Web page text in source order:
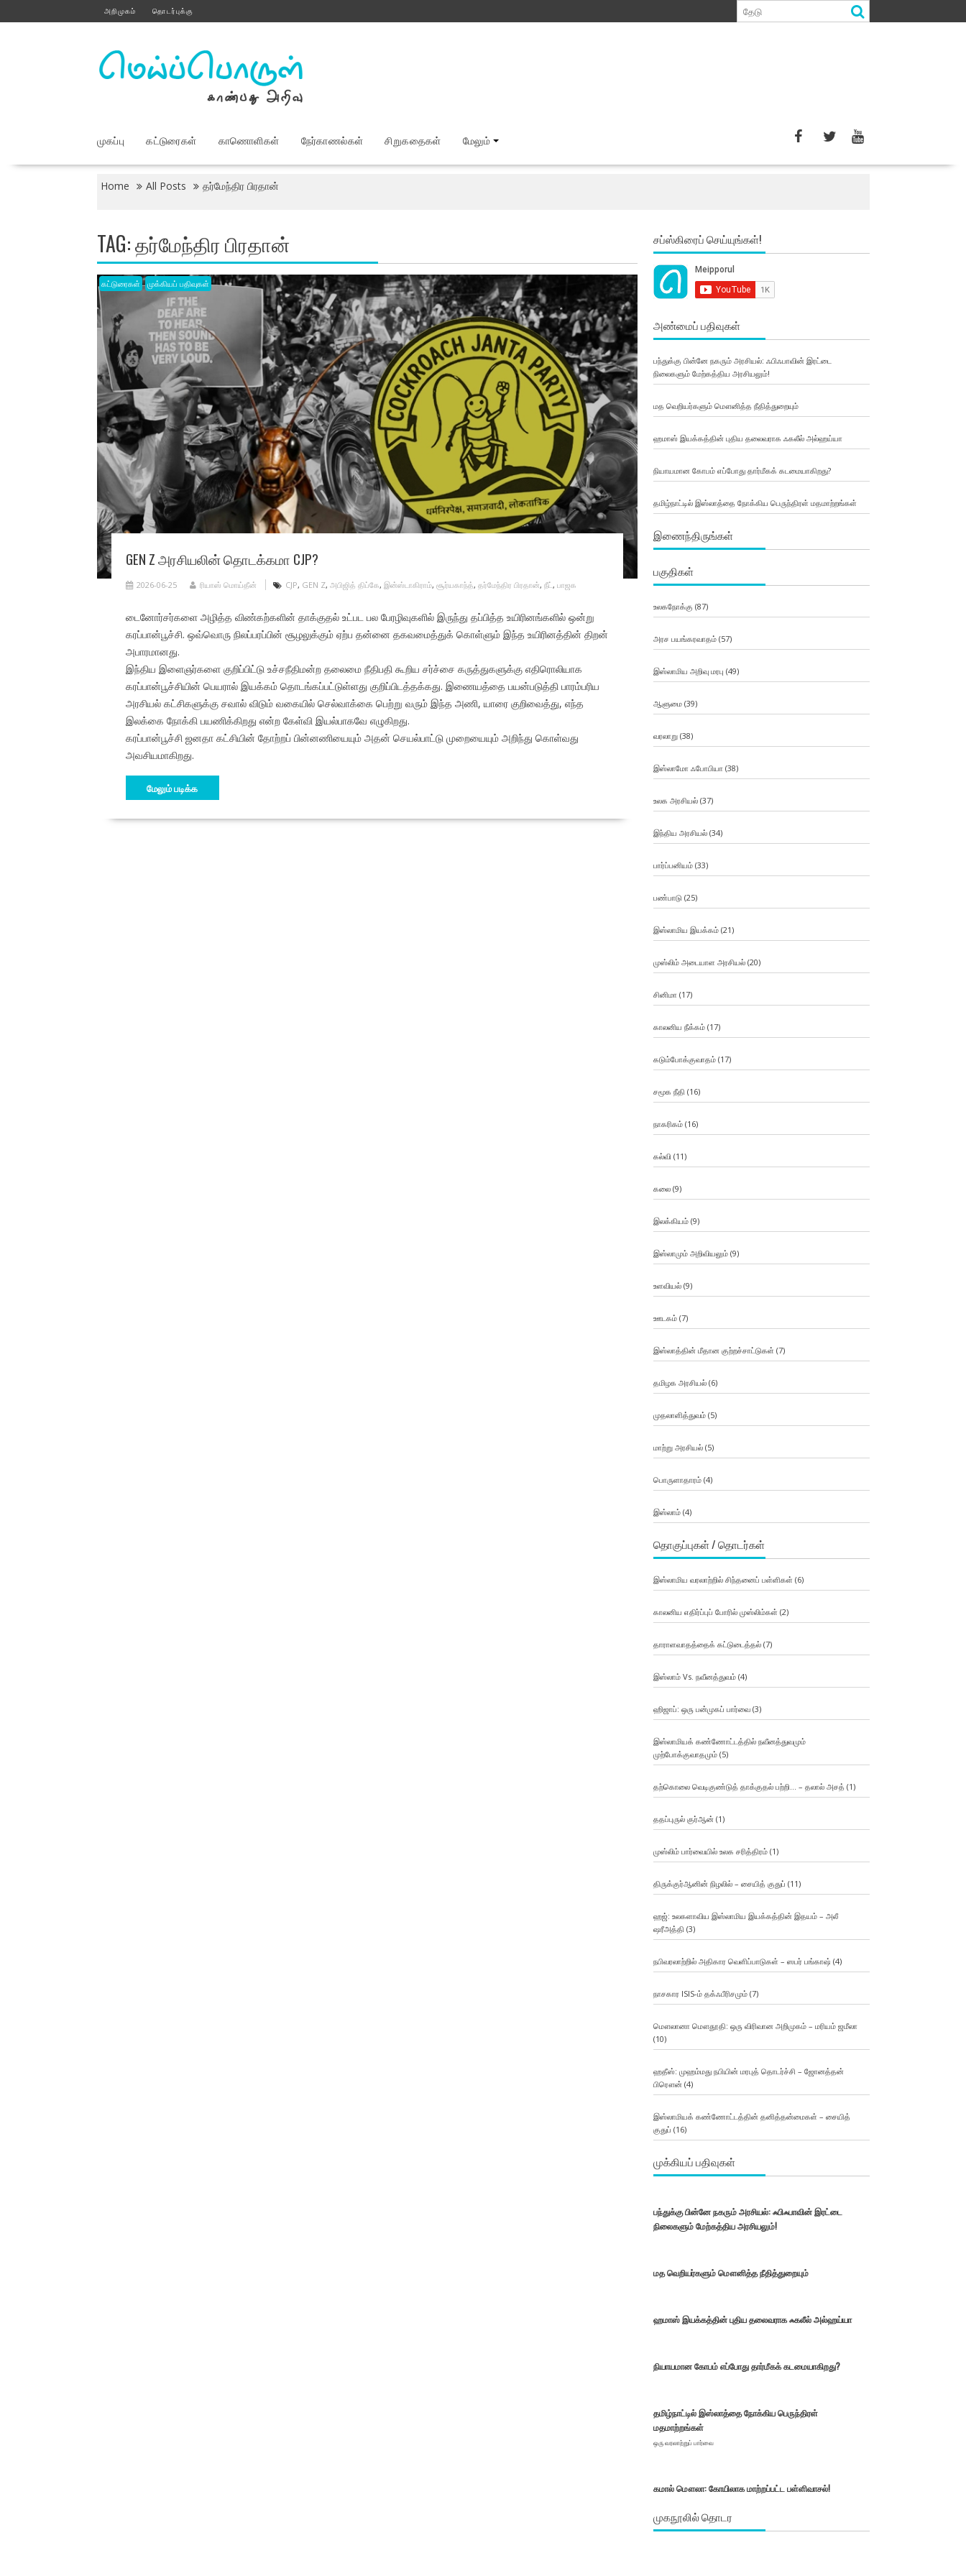
to
அறிமுகம் தொடர்புக்கு
முகப்பு கட்டுரைகள் காணொளிகள் நேர்காணல்கள் சிறுகதைகள் மேலும்
Home All Posts தர்மேந்திர பிரதான்
TAG:தர்மேந்திர பிரதான்
கட்டுரைகள் முக்கியப் பதிவுகள்
GEN Z அரசியலின் தொடக்கமா CJP?
2026-06-25 ரியாஸ் மொய்தீன் CJP, GEN Z, அபிஜித் திப்கே, இன்ஸ்டாகிராம், சூர்யகாந்த், தர்மேந்திர பிரதான், நீட், பாஜக
டைனோர்சர்களை அழித்த விண்கற்களின் தாக்குதல் உட்பட பல பேரழிவுகளில் இருந்து தப்பித்த உயிரினங்களில் ஒன்று
கரப்பான்பூச்சி. ஒவ்வொரு நிலப்பரப்பின் சூழலுக்கும் ஏற்ப தன்னை தகவமைத்துக் கொள்ளும் இந்த உயிரினத்தின் திறன்
அபாரமானது.
இந்திய இளைஞர்களை குறிப்பிட்டு உச்சநீதிமன்ற தலைமை நீதிபதி கூறிய சர்ச்சை கருத்துகளுக்கு எதிரொலியாக
கரப்பான்பூச்சியின் பெயரால் இயக்கம் தொடங்கப்பட்டுள்ளது குறிப்பிடத்தக்கது. இணையத்தை பயன்படுத்தி பாரம்பரிய
அரசியல் கட்சிகளுக்கு சவால் விடும் வகையில் செல்வாக்கை பெற்று வரும் இந்த அணி, யாரை குறிவைத்து, எந்த
இலக்கை நோக்கி பயணிக்கிறது என்ற கேள்வி இயல்பாகவே எழுகிறது.
கரப்பான்பூச்சி ஜனதா கட்சியின் தோற்றப் பின்னணியையும் அதன் செயல்பாட்டு முறையையும் அறிந்து கொள்வது
அவசியமாகிறது.
மேலும் படிக்க
சப்ஸ்கிரைப் செய்யுங்கள்!
அண்மைப் பதிவுகள்
பந்துக்கு பின்னே நகரும் அரசியல்: ஃபிஃபாவின் இரட்டை
நிலைகளும் மேற்கத்திய அரசியலும்!
மத வெறியர்களும் மௌனித்த நீதித்துறையும்
ஹமாஸ் இயக்கத்தின் புதிய தலைவராக ஃகலீல் அல்ஹய்யா
நியாயமான கோபம் எப்போது தார்மீகக் கடமையாகிறது?
தமிழ்நாட்டில் இஸ்லாத்தை நோக்கிய பெருந்திரள் மதமாற்றங்கள்
இணைந்திருங்கள்
பகுதிகள்
உலகநோக்கு (87)
அரச பயங்கரவாதம்(57)
இஸ்லாமிய அறிவு மரபு (49)
ஆளுமை(39)
வரலாறு(38)
இஸ்லாமோ ஃபோபியா (38)
உலக அரசியல்(37)
இந்திய அரசியல்(34)
பார்ப்பனியம்(33)
பண்பாடு(25)
இஸ்லாமிய இயக்கம்(21)
முஸ்லிம் அடையாள அரசியல்(20)
சினிமா (17)
காலனிய நீக்கம்(17)
கடும்போக்குவாதம்(17)
சமூக நீதி (16)
நாகரிகம்(16)
கல்வி (11)
கலை(9)
இலக்கியம்(9)
இஸ்லாமும் அறிவியலும்(9)
உளவியல்(9)
ஊடகம்(7)
இஸ்லாத்தின் மீதான குற்றச்சாட்டுகள் (7)
தமிழக அரசியல்(6)
முதலாளித்துவம்(5)
மாற்று அரசியல்(5)
பொருளாதாரம்(4)
இஸ்லாம்(4)
தொகுப்புகள் / தொடர்கள்
இஸ்லாமிய வரலாற்றில் சிந்தனைப் பள்ளிகள் (6)
காலனிய எதிர்ப்புப் போரில் முஸ்லிம்கள் (2)
தாராளவாதத்தைக் கட்டுடைத்தல்(7)
இஸ்லாம் Vs. நவீனத்துவம்(4)
ஹிஜாப்: ஒரு பன்முகப் பார்வை(3)
இஸ்லாமியக் கண்ணோட்டத்தில் நவீனத்துவமும்
முற்போக்குவாதமும்(5)
தற்கொலை வெடிகுண்டுத் தாக்குதல் பற்றி… – தலால் அசத் (1)
ததப்புருல் குர்ஆன் (1)
முஸ்லிம் பார்வையில் உலக சரித்திரம்(1)
திருக்குர்ஆனின் நிழலில் – சையித் குதுப் (11)
ஹஜ்: உலகளாவிய இஸ்லாமிய இயக்கத்தின் இதயம் – அலீ
ஷரீஅத்தி (3)
நபிவரலாற்றில் அதிகார வெளிப்பாடுகள் – ஸபர் பங்காஷ் (4)
நாசகார ISIS-ம் தக்ஃபீரிசமும்(7)
மௌலானா மௌதூதி: ஒரு விரிவான அறிமுகம் – மரியம் ஜமீலா
(10)
ஹதீஸ்: முஹம்மது நபியின் மரபுத் தொடர்ச்சி – ஜோனத்தன்
பிரௌன் (4)
இஸ்லாமியக் கண்ணோட்டத்தின் தனித்தன்மைகள் – சையித்
குதுப் (16)
முக்கியப் பதிவுகள்
பந்துக்கு பின்னே நகரும் அரசியல்: ஃபிஃபாவின் இரட்டை
நிலைகளும் மேற்கத்திய அரசியலும்!
மத வெறியர்களும் மௌனித்த நீதித்துறையும்
ஹமாஸ் இயக்கத்தின் புதிய தலைவராக ஃகலீல் அல்ஹய்யா
நியாயமான கோபம் எப்போது தார்மீகக் கடமையாகிறது?
தமிழ்நாட்டில் இஸ்லாத்தை நோக்கிய பெருந்திரள்
மதமாற்றங்கள்
ஒரு வரலாற்றுப் பார்வை
கமால் மௌலா: கோயிலாக மாற்றப்பட்ட பள்ளிவாசல்!
முகநூலில் தொடர